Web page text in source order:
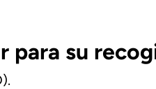
para su